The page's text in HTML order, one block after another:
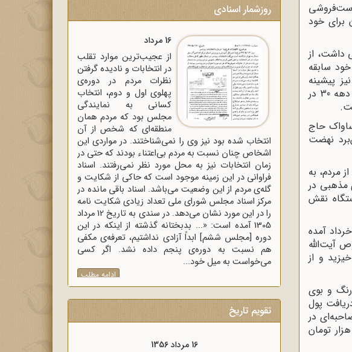
دست‌فروشی
برای خود
داشت، از
خود سابقه
پیشینه
همکاری با شهید حجت‌الاسلام سید مجتبی نواب صفوی را ثبت و ضبط کرده است. وی در اواخر دهه 30 در
حاج
نهضت
از مردم، به
مذهبی در
علیه دستگاه نقش
در گزارشی که توسط مأمور ناشناخته ساواک تنظیم شده، درباره نقش اسماعیل رضایی در قیام 15 خرداد آمده
آیت‌الله
و از
رنگ و بوی
بلوای 15 خرداد» در ازای دریافت پول
در
درست یک ماه بعد از قیام 15 خرداد ادعا کرد: «حاج اسماعیل رضایی بارفروش که 200 هزار تومان
روزشمار اسنادی
16 مرداد
از عجیب‌ترین موارد تقلب
در انتخابات و نادیده گرفتن
نظرات مردم در دوره‌ی
پهلوی اول و دوم، انتخاب
کسانی به نمایندگی
مجلس بود که مردم همان
منطقه‌ای که شخص از آن
انتخاب شده بود نیز وی را نمی‌شناختند. در مواردی این
اشخاص چنان نسبت به مردم بی‌اعتناء بودند که حتی در
زمان انتخابات نیز به محل مورد نظر نمی‌رفتند. اسناد
فراوانی در این زمینه موجود است که حاکی از شکایت و
گله‌ی مردم از این وضعیت می‌باشد. اسناد باقی مانده در
مرکز اسناد مجلس شورای ملی تعداد زیادی شکایت نامه
را در این مورد نشان می‌دهد. در سندی به تاریخ 12 مرداد
1305 آمده است: «... بدبختانه گذشته از اینکه در این
دوره [مجلس ششم] ابداً آزادی نداشتیم، تعرفه‌ی مکفی
هم نسبت به دوره‌ی پنجم داده نشد. اگر کسی
می‌خواست به میل خود...
ادامه مطلب
تقویم تاریخ
16 مرداد 1357